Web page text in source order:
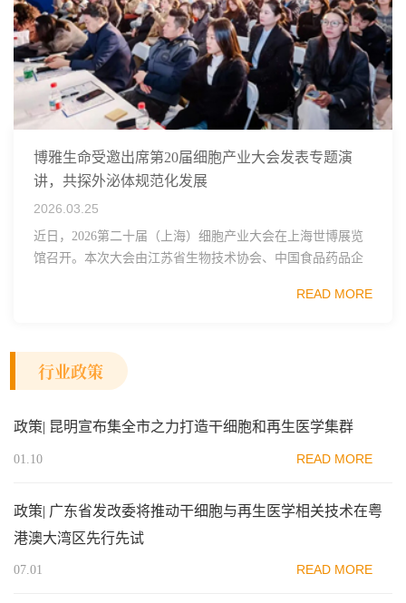
博雅生命受邀出席第20届细胞产业大会发表专题演
讲，共探外泌体规范化发展
2026.03.25
近日，2026第二十届（上海）细胞产业大会在上海世博展览
馆召开。本次大会由江苏省生物技术协会、中国食品药品企
范区生物医药行业协会、瑞士日内瓦长寿科学...
READ MORE
行业政策
政策| 昆明宣布集全市之力打造干细胞和再生医学集群
01.10 READ MORE
政策| 广东省发改委将推动干细胞与再生医学相关技术在粤
港澳大湾区先行先试
07.01 READ MORE